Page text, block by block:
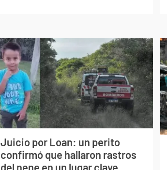
Juicio por Loan: un perito
confirmó que hallaron rastros
del nene en un lugar clave